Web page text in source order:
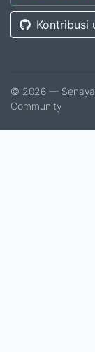
Kontribusi
© 2026 —
Community